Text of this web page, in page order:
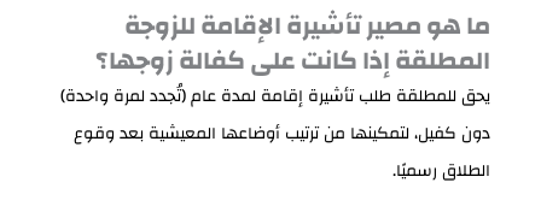
ما هو مصير تأشيرة الإقامة للزوجة
المطلقة إذا كانت على كفالة زوجها؟
يحق للمطلقة طلب تأشيرة إقامة لمدة عام (تُجدد لمرة واحدة)
دون كفيل، لتمكينها من ترتيب أوضاعها المعيشية بعد وقوع
الطلاق رسميًا.